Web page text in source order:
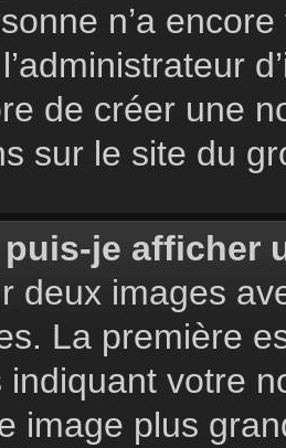
n’a
de créer une
sur le site du
je afficher
deux images
La première
indiquant votre
image plus